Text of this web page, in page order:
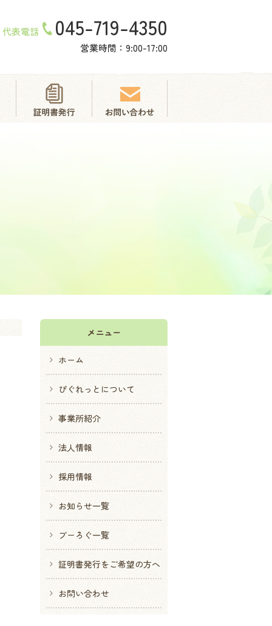
代表電話 045-719-4350
営業時間：9:00-17:00
メニュー
ホーム
ぴぐれっとについて
事業所紹介
法人情報
採用情報
お知らせ一覧
ブーろぐ一覧
証明書発行をご希望の方へ
お問い合わせ